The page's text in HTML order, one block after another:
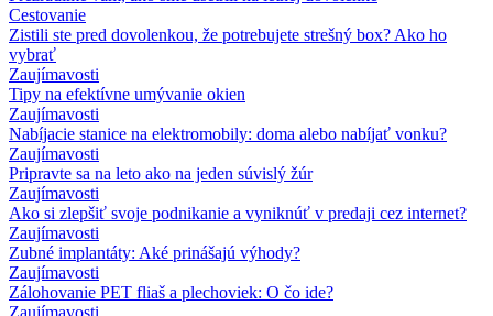
Cestovanie
Zistili ste pred dovolenkou, že potrebujete strešný box? Ako ho
vybrať
Zaujímavosti
Tipy na efektívne umývanie okien
Zaujímavosti
Nabíjacie stanice na elektromobily: doma alebo nabíjať vonku?
Zaujímavosti
Pripravte sa na leto ako na jeden súvislý žúr
Zaujímavosti
Ako si zlepšiť svoje podnikanie a vyniknúť v predaji cez internet?
Zaujímavosti
Zubné implantáty: Aké prinášajú výhody?
Zaujímavosti
Zálohovanie PET fliaš a plechoviek: O čo ide?
Zaujímavosti